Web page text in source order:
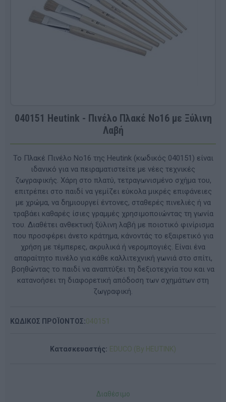
040151 Heutink - Πινέλο Πλακέ Νο16 με Ξύλινη
Λαβή
Το Πλακέ Πινέλο No16 της Heutink (κωδικός 040151) είναι
ιδανικό για να πειραματιστείτε με νέες τεχνικές
ζωγραφικής. Χάρη στο πλατύ, τετραγωνισμένο σχήμα του,
επιτρέπει στο παιδί να γεμίζει εύκολα μικρές επιφάνειες
με χρώμα, να δημιουργεί έντονες, σταθερές πινελιές ή να
τραβάει καθαρές ίσιες γραμμές χρησιμοποιώντας τη γωνία
του. Διαθέτει ανθεκτική ξύλινη λαβή με ποιοτικό φινίρισμα
που προσφέρει άνετο κράτημα, κάνοντάς το εξαιρετικό για
χρήση με τέμπερες, ακρυλικά ή νερομπογιές. Είναι ένα
απαραίτητο πινέλο για κάθε καλλιτεχνική γωνιά στο σπίτι,
βοηθώντας το παιδί να αναπτύξει τη δεξιοτεχνία του και να
κατανοήσει τη διαφορετική απόδοση των σχημάτων στη
ζωγραφική.
ΚΩΔΙΚΟΣ ΠΡΟΪΟΝΤΟΣ:040151
Κατασκευαστής: EDUCO (By HEUTINK)
Διαθέσιμο